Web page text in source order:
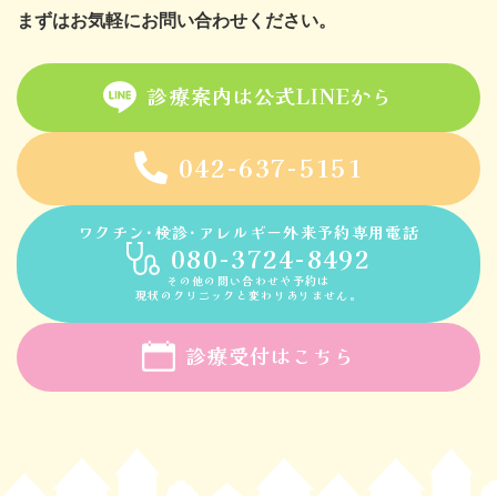
まずはお気軽にお問い合わせください。
診療案内は公式LINEから
042-637-5151
ワクチン･検診･アレルギー外来予約専用電話
080-3724-8492
その他の問い合わせや予約は
現状のクリニックと変わりありません。
診療受付はこちら